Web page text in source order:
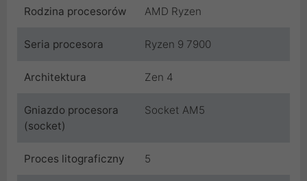
Rodzina procesorów AMD Ryzen
Seria procesora Ryzen 9 7900
Architektura Zen 4
Gniazdo procesora
(socket)
Socket AM5
Proces litograficzny 5